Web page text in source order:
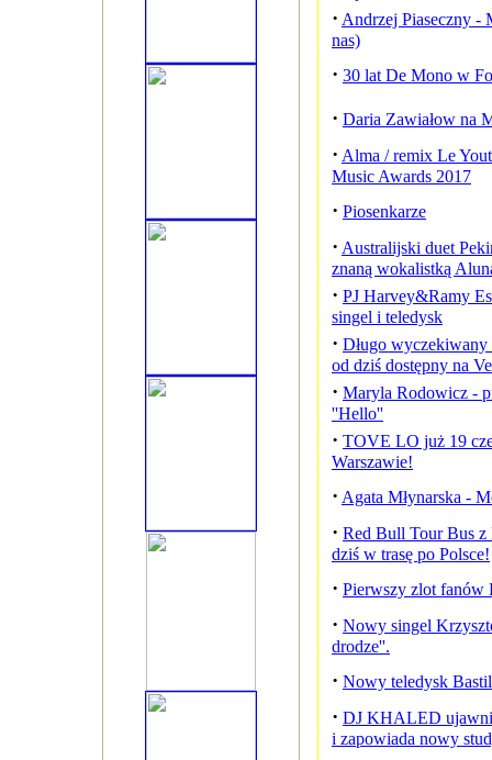
· Andrzej Piaseczny -
nas)
· 30 lat De Mono w
· Daria Zawiałow na
· Alma / remix Le
Music Awards 2017
· Piosenkarze
· Australijski duet
znaną wokalistką
· PJ Harvey&Ramy
singel i teledysk
· Długo wyczekiwany
od dziś dostępny na
· Maryla Rodowicz -
''Hello''
· TOVE LO już 19
Warszawie!
· Agata Młynarska -
· Red Bull Tour Bus
dziś w trasę po Polsce!
· Pierwszy zlot fanów
· Nowy singel
drodze''.
· Nowy teledysk
· DJ KHALED
i zapowiada nowy